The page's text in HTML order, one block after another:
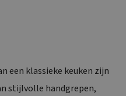
een klassieke keuken zijn
stijlvolle handgrepen,